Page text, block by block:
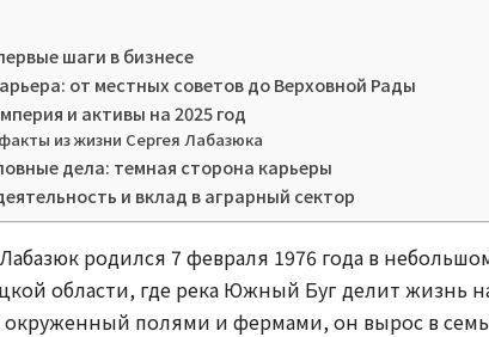
шаги в бизнесе
от местных советов до Верховной Рады
и активы на 2025 год
из жизни Сергея Лабазюка
дела: темная сторона карьеры
и вклад в аграрный сектор
родился 7 февраля 1976 года в
области, где река Южный Буг делит жизнь
окруженный полями и фермами, он вырос в